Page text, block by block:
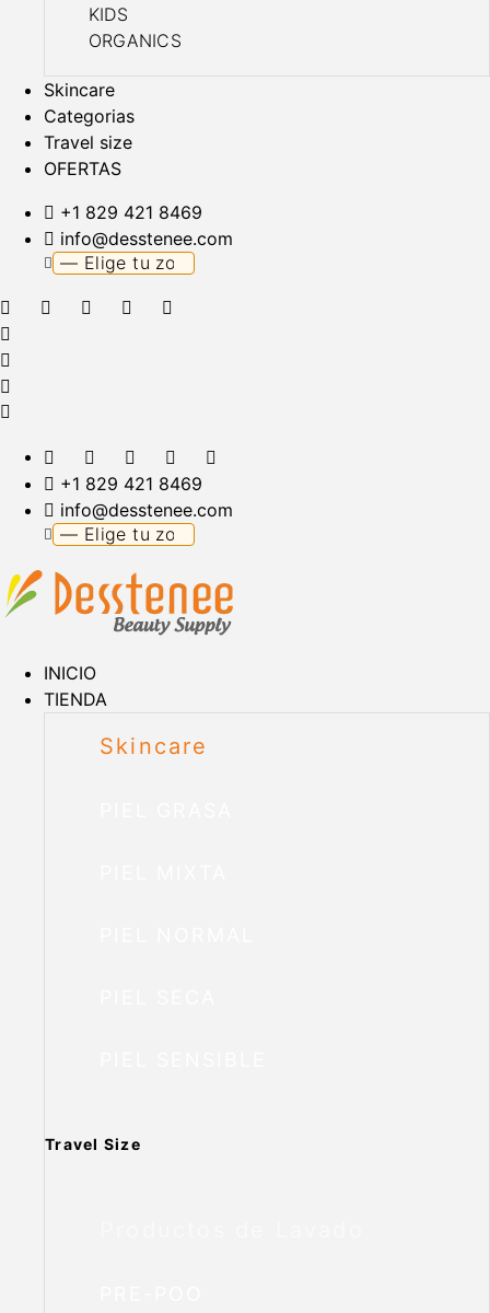
KIDS
ORGANICS
Skincare
Categorias
Travel size
OFERTAS
+1 829 421 8469
info@desstenee.com
+1 829 421 8469
info@desstenee.com
INICIO
TIENDA
Skincare
Travel Size